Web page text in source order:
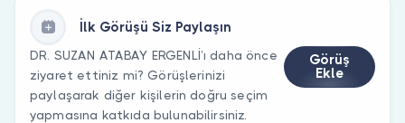
İlk Görüşü Siz Paylaşın
DR. SUZAN ATABAY ERGENLİ’ı daha önce
ziyaret ettiniz mi? Görüşlerinizi
paylaşarak diğer kişilerin doğru seçim
yapmasına katkıda bulunabilirsiniz.
Görüş
Ekle